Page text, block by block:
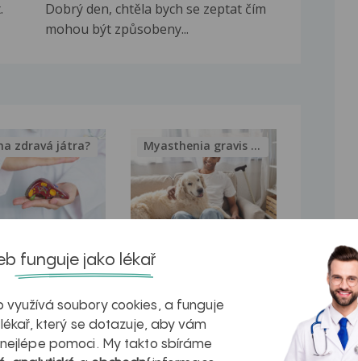
Dobrý den, chtěla bych se zeptat čím
mohou být způsobeny...
zdravá játra?
Inovativní
myastenie –
naděje pro ty,
Myasthenia gravis – vše, co...
funguje jako lékař
využívá soubory cookies, a funguje
který se dotazuje, aby vám
pomoci. My takto sbíráme